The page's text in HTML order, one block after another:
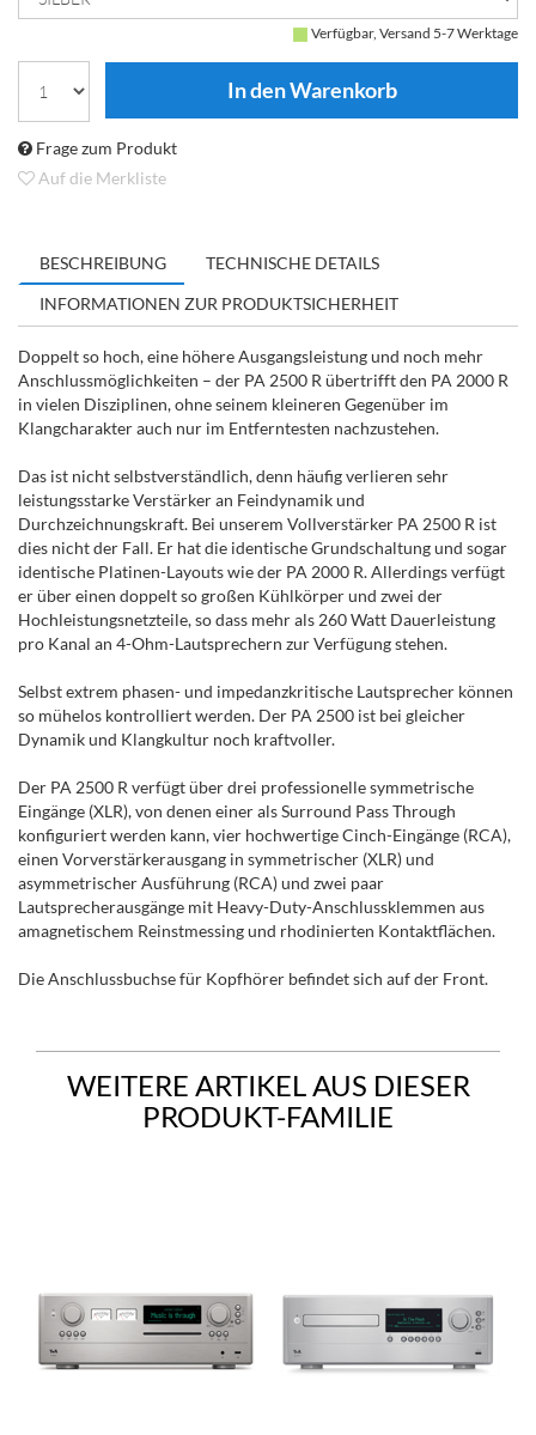
Verfügbar, Versand 5-7 Werktage
Frage zum Produkt
Auf die Merkliste
BESCHREIBUNG
TECHNISCHE DETAILS
INFORMATIONEN ZUR PRODUKTSICHERHEIT
Doppelt so hoch, eine höhere Ausgangsleistung und noch mehr
Anschlussmöglichkeiten – der PA 2500 R übertrifft den PA 2000 R
in vielen Disziplinen, ohne seinem kleineren Gegenüber im
Klangcharakter auch nur im Entferntesten nachzustehen.
Das ist nicht selbstverständlich, denn häufig verlieren sehr
leistungsstarke Verstärker an Feindynamik und
Durchzeichnungskraft. Bei unserem Vollverstärker PA 2500 R ist
dies nicht der Fall. Er hat die identische Grundschaltung und sogar
identische Platinen-Layouts wie der PA 2000 R. Allerdings verfügt
er über einen doppelt so großen Kühlkörper und zwei der
Hochleistungsnetzteile, so dass mehr als 260 Watt Dauerleistung
pro Kanal an 4-Ohm-Lautsprechern zur Verfügung stehen.
Selbst extrem phasen- und impedanzkritische Lautsprecher können
so mühelos kontrolliert werden. Der PA 2500 ist bei gleicher
Dynamik und Klangkultur noch kraftvoller.
Der PA 2500 R verfügt über drei professionelle symmetrische
Eingänge (XLR), von denen einer als Surround Pass Through
konfiguriert werden kann, vier hochwertige Cinch-Eingänge (RCA),
einen Vorverstärkerausgang in symmetrischer (XLR) und
asymmetrischer Ausführung (RCA) und zwei paar
Lautsprecherausgänge mit Heavy-Duty-Anschlussklemmen aus
amagnetischem Reinstmessing und rhodinierten Kontaktflächen.
Die Anschlussbuchse für Kopfhörer befindet sich auf der Front.
WEITERE ARTIKEL AUS DIESER
PRODUKT-FAMILIE